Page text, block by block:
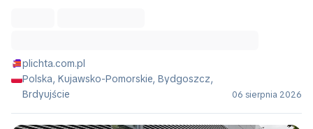
plichta.com.pl
Polska, Kujawsko-Pomorskie, Bydgoszcz,
Brdyujście
06 sierpnia 2026